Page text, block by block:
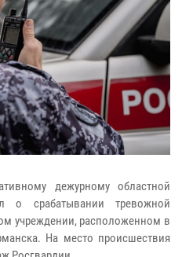
дежурному областной
о срабатывании тревожной
учреждении, расположенном в
На место происшествия